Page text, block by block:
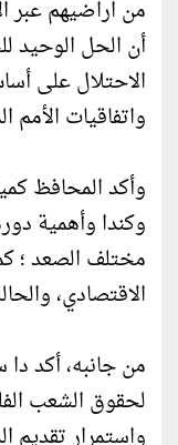
من اراضيهم عبر
أن الحل الوحيد
الاحتلال على
واتفاقيات الأمم
وأكد المحافظ
وكندا وأهمية
مختلف الصعد ؛
الاقتصادي،
من جانبه، أكد
لحقوق الشعب